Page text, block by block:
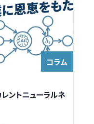
コラム
ントニューラルネ